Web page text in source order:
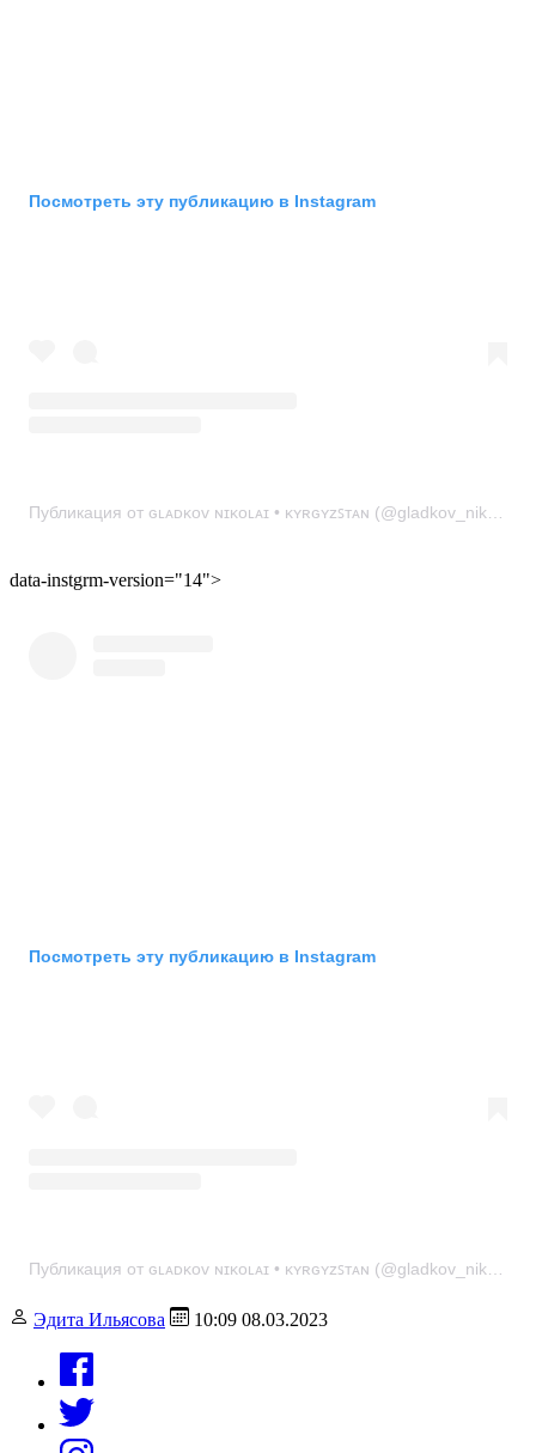
Посмотреть эту публикацию в Instagram
Публикация от ɢʟᴀᴅᴋᴏᴠ ɴɪᴋᴏʟᴀɪ • ᴋʏʀɢʏᴢꜱᴛᴀɴ (@gladkov_nikolai)
data-instgrm-version="14">
Посмотреть эту публикацию в Instagram
Эдита Ильясова 10:09 08.03.2023